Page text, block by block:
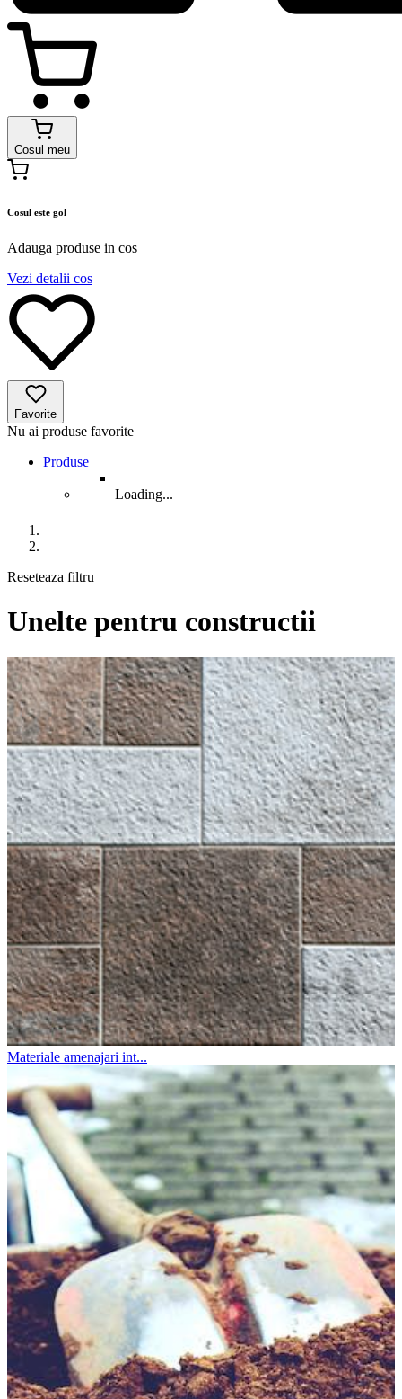
Cosul meu
Cosul este gol
Adauga produse in cos
Vezi detalii cos
Favorite
Nu ai produse favorite
Produse
Loading...
Reseteaza filtru
Unelte pentru constructii
Materiale amenajari int...